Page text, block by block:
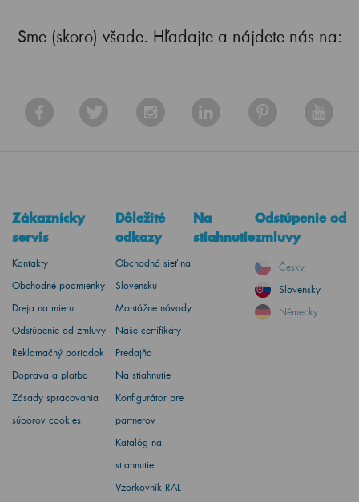
Sme (skoro) všade. Hľadajte a nájdete nás na:
Zákaznícky
servis
Kontakty
Obchodné podmienky
Dreja na mieru
Odstúpenie od zmluvy
Reklamačný poriadok
Doprava a platba
Zásady spracovania
súborov cookies
Dôležité
odkazy
Obchodná sieť na
Slovensku
Montážne návody
Naše certifikáty
Predajňa
Na stiahnutie
Konfigurátor pre
partnerov
Katalóg na
stiahnutie
Vzorkovník RAL
Na
stiahnutie
Odstúpenie od
zmluvy
Česky
Slovensky
Německy